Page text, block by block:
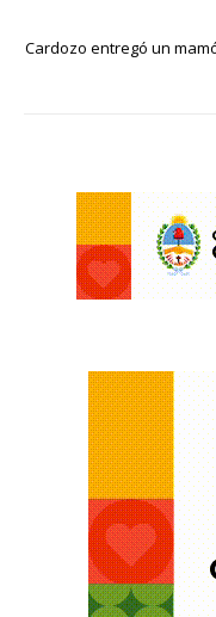
Cardozo entregó un